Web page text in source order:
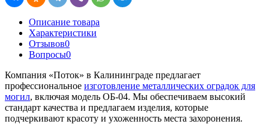
Описание товара
Характеристики
Отзывов0
Вопросы0
Компания «Поток» в Калининграде предлагает
профессиональное изготовление металлических оградок для
могил, включая модель ОБ-04. Мы обеспечиваем высокий
стандарт качества и предлагаем изделия, которые
подчеркивают красоту и ухоженность места захоронения.